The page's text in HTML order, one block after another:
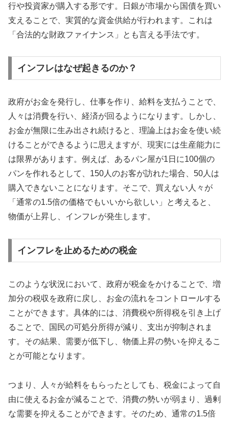
行や投資家が購入する形です。日銀が市場から国債を買い
支えることで、実質的な資金供給が行われます。これは
「合法的な財政ファイナンス」とも言える手法です。
インフレはなぜ起きるのか？
政府がお金を発行し、仕事を作り、給料を支払うことで、
人々は消費を行い、経済が回るようになります。しかし、
お金が無限に生み出され続けると、理論上はお金を使い続
けることができるように思えますが、現実には生産能力に
は限界があります。例えば、あるパン屋が1日に100個の
パンを作れるとして、150人のお客が訪れた場合、50人は
購入できないことになります。そこで、買えない人々が
「通常の1.5倍の価格でもいいから欲しい」と考えると、
物価が上昇し、インフレが発生します。
インフレを止めるための税金
このような状況において、政府が税金をかけることで、増
加分の税収を政府に戻し、お金の流れをコントロールする
ことができます。具体的には、消費税や所得税を引き上げ
ることで、国民の可処分所得が減り、支出が抑制されま
す。その結果、需要が低下し、物価上昇の勢いを抑えるこ
とが可能となります。
つまり、人々が給料をもらったとしても、税金によって自
由に使えるお金が減ることで、消費の勢いが弱まり、過剰
な需要を抑えることができます。そのため、通常の1.5倍